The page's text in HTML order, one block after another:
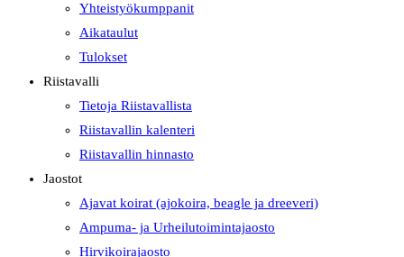
Yhteistyökumppanit
Aikataulut
Tulokset
Riistavalli
Tietoja Riistavallista
Riistavallin kalenteri
Riistavallin hinnasto
Jaostot
Ajavat koirat (ajokoira, beagle ja dreeveri)
Ampuma- ja Urheilutoimintajaosto
Hirvikoirajaosto